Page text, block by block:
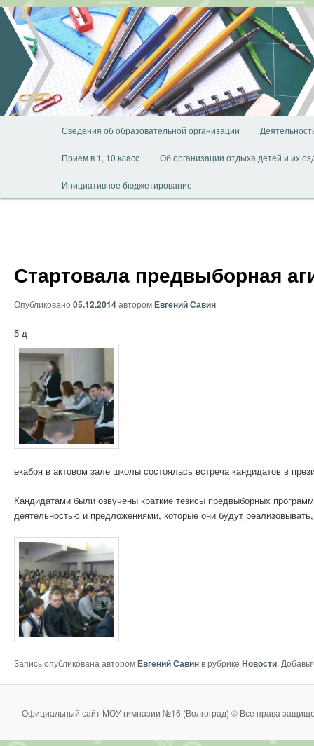
Перейти
основному
содержимому
Сведения об образовательной организации
Прием в 1, 10 класс Об организации отдыха детей и их
Инициативное бюджетирование
Стартовала предвыборная
Опубликовано 05.12.2014авторомЕвгений Савин
5 д
екабря в актовом зале школы состоялась встреча кандидатов в
Кандидатами были озвучены краткие тезисы предвыборных
деятельностью и предложениями, которые они будут
Запись опубликована авторомЕвгений Савинв рубрике Новости.
Официальный сайт МОУ гимназии №16 (Волгоград) © Все права